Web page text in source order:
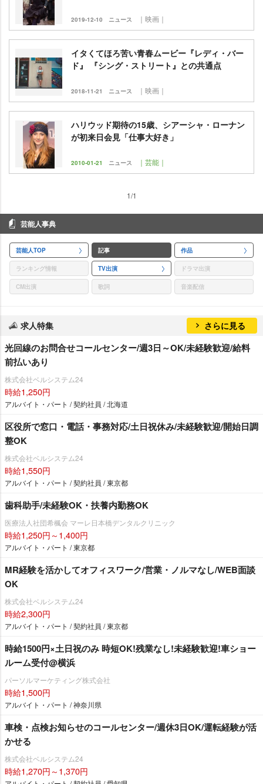
2019-12-10 ニュース ｜映画｜
イタくてほろ苦い青春ムービー『レディ・バー
ド』 『シング・ストリート』との共通点
2018-11-21 ニュース ｜映画｜
ハリウッド期待の15歳、シアーシャ・ローナン
が初来日会見「仕事大好き」
2010-01-21 ニュース ｜芸能｜
1/1
芸能人事典
芸能人TOP 記事 作品
ランキング情報 TV出演 ドラマ出演
CM出演 歌詞 音楽配信
求人特集 さらに見る
光回線のお問合せコールセンター/週3日～OK/未経験歓迎/給料
前払いあり
株式会社ベルシステム24
時給1,250円
アルバイト・パート / 契約社員 / 北海道
区役所で窓口・電話・事務対応/土日祝休み/未経験歓迎/開始日調
整OK
株式会社ベルシステム24
時給1,550円
アルバイト・パート / 契約社員 / 東京都
歯科助手/未経験OK・扶養内勤務OK
医療法人社団希楓会 マーレ日本橋デンタルクリニック
時給1,250円～1,400円
アルバイト・パート / 東京都
MR経験を活かしてオフィスワーク/営業・ノルマなし/WEB面談
OK
株式会社ベルシステム24
時給2,300円
アルバイト・パート / 契約社員 / 東京都
時給1500円×土日祝のみ 時短OK!残業なし!未経験歓迎!車ショー
ルーム受付@横浜
パーソルマーケティング株式会社
時給1,500円
アルバイト・パート / 神奈川県
車検・点検お知らせのコールセンター/週休3日OK/運転経験が活
かせる
株式会社ベルシステム24
時給1,270円～1,370円